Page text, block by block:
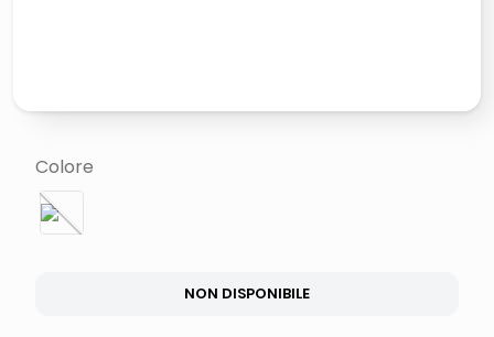
Colore
NON DISPONIBILE